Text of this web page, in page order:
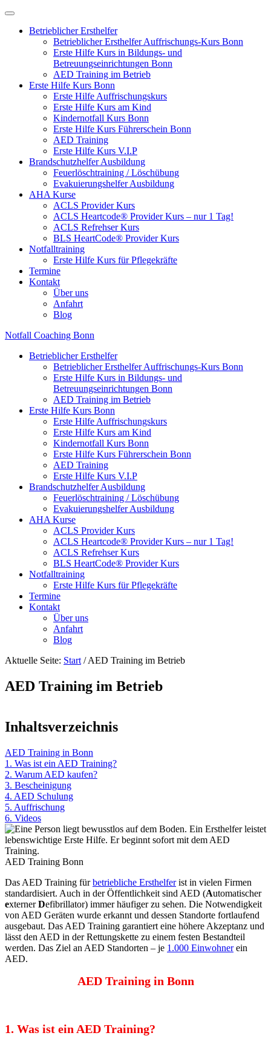
Betrieblicher Ersthelfer
Betrieblicher Ersthelfer Auffrischungs-Kurs Bonn
Erste Hilfe Kurs in Bildungs- und
Betreuungseinrichtungen Bonn
AED Training im Betrieb
Erste Hilfe Kurs Bonn
Erste Hilfe Auffrischungskurs
Erste Hilfe Kurs am Kind
Kindernotfall Kurs Bonn
Erste Hilfe Kurs Führerschein Bonn
AED Training
Erste Hilfe Kurs V.I.P
Brandschutzhelfer Ausbildung
Feuerlöschtraining / Löschübung
Evakuierungshelfer Ausbildung
AHA Kurse
ACLS Provider Kurs
ACLS Heartcode® Provider Kurs – nur 1 Tag!
ACLS Refrehser Kurs
BLS HeartCode® Provider Kurs
Notfalltraining
Erste Hilfe Kurs für Pflegekräfte
Termine
Kontakt
Über uns
Anfahrt
Blog
Notfall Coaching Bonn
Betrieblicher Ersthelfer
Betrieblicher Ersthelfer Auffrischungs-Kurs Bonn
Erste Hilfe Kurs in Bildungs- und
Betreuungseinrichtungen Bonn
AED Training im Betrieb
Erste Hilfe Kurs Bonn
Erste Hilfe Auffrischungskurs
Erste Hilfe Kurs am Kind
Kindernotfall Kurs Bonn
Erste Hilfe Kurs Führerschein Bonn
AED Training
Erste Hilfe Kurs V.I.P
Brandschutzhelfer Ausbildung
Feuerlöschtraining / Löschübung
Evakuierungshelfer Ausbildung
AHA Kurse
ACLS Provider Kurs
ACLS Heartcode® Provider Kurs – nur 1 Tag!
ACLS Refrehser Kurs
BLS HeartCode® Provider Kurs
Notfalltraining
Erste Hilfe Kurs für Pflegekräfte
Termine
Kontakt
Über uns
Anfahrt
Blog
Aktuelle Seite: Start /AED Training im Betrieb
AED Training im Betrieb
Inhaltsverzeichnis
AED Training in Bonn
1. Was ist ein AED Training?
2. Warum AED kaufen?
3. Bescheinigung
4. AED Schulung
5. Auffrischung
6. Videos
AED Training Bonn
Das AED Training fürbetriebliche Ersthelferist in vielen Firmen
standardisiert. Auch in der Öffentlichkeit sind AED (Automatischer
externerDefibrillator) immer häufiger zu sehen. Die Notwendigkeit
von AED Geräten wurde erkannt und dessen Standorte fortlaufend
ausgebaut. Das AED Training garantiert eine höhere Akzeptanz und
lässt den AED in der Rettungskette zu einem festen Bestandteil
werden. Das Ziel an AED Standorten – je 1.000 Einwohnerein
AED.
AED Training in Bonn
1. Was ist ein AED Training?